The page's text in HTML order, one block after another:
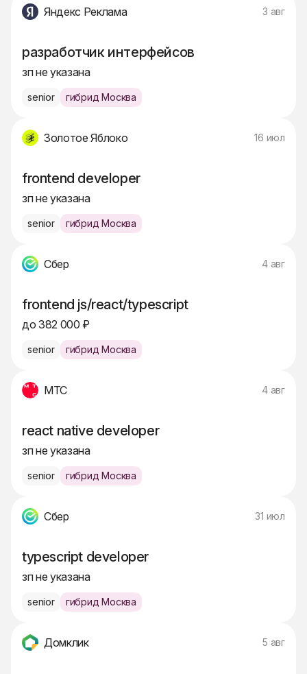
Яндекс Реклама 3 авг
разработчик интерфейсов
зп не указана
senior гибрид Москва
Золотое Яблоко 16 июл
frontend developer
зп не указана
senior гибрид Москва
Сбер 4 авг
frontend js/react/typescript
до 382 000 ₽
senior гибрид Москва
МТС 4 авг
react native developer
зп не указана
senior гибрид Москва
Сбер 31 июл
typescript developer
зп не указана
senior гибрид Москва
Домклик 5 авг